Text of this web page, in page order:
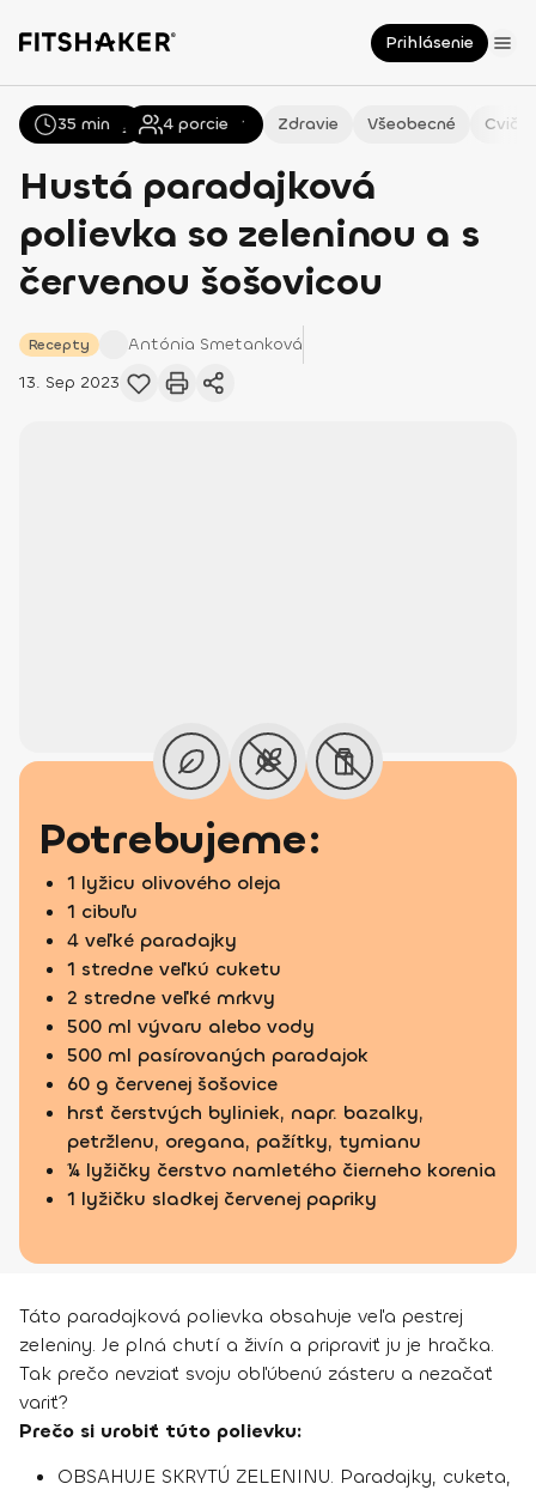
Prihlásenie
Všetky Recepty Zdravie Všeobecné
Hustá paradajková
polievka so zeleninou a s
červenou šošovicou
Recepty Antónia Smetanková
13. Sep 2023
35 min 4 porcie
Potrebujeme:
1 lyžicu olivového oleja
1 cibuľu
4 veľké paradajky
1 stredne veľkú cuketu
2 stredne veľké mrkvy
500 ml vývaru alebo vody
500 ml pasírovaných paradajok
60 g červenej šošovice
hrsť čerstvých byliniek, napr. bazalky,
petržlenu, oregana, pažítky, tymianu
¼ lyžičky čerstvo namletého čierneho korenia
1 lyžičku sladkej červenej papriky
Táto paradajková polievka obsahuje veľa pestrej
zeleniny. Je plná chutí a živín a pripraviť ju je hračka.
Tak prečo nevziať svoju obľúbenú zásteru a nezačať
variť?
Prečo si urobiť túto polievku:
OBSAHUJE SKRYTÚ ZELENINU. Paradajky, cuketa,